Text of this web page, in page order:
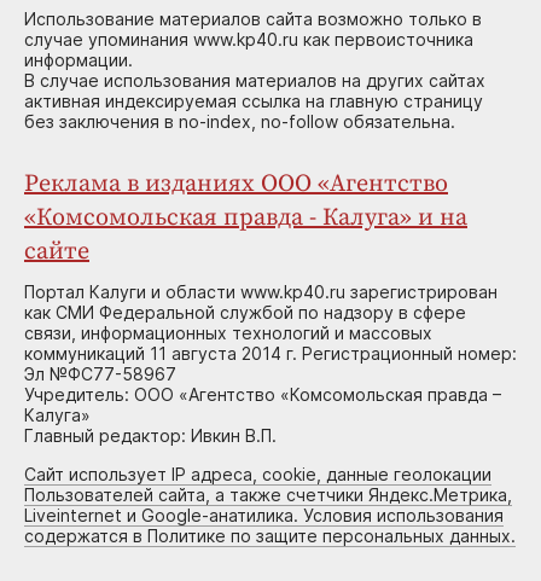
Использование материалов сайта возможно только в
случае упоминания www.kp40.ru как первоисточника
информации.
В случае использования материалов на других сайтах
активная индексируемая ссылка на главную страницу
без заключения в no-index, no-follow обязательна.
Реклама в изданиях ООО «Агентство
«Комсомольская правда - Калуга» и на
сайте
Портал Калуги и области www.kp40.ru зарегистрирован
как СМИ Федеральной службой по надзору в сфере
связи, информационных технологий и массовых
коммуникаций 11 августа 2014 г. Регистрационный номер:
Эл №ФС77-58967
Учредитель: ООО «Агентство «Комсомольская правда –
Калуга»
Главный редактор: Ивкин В.П.
Сайт использует IP адреса, cookie, данные геолокации
Пользователей сайта, а также счетчики Яндекс.Метрика,
Liveinternet и Google-анатилика. Условия использования
содержатся в Политике по защите персональных данных.